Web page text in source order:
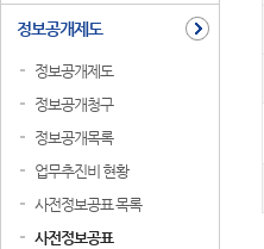
정보공개제도
정보공개제도
정보공개청구
정보공개목록
업무추진비 현황
사전정보공표 목록
사전정보공표